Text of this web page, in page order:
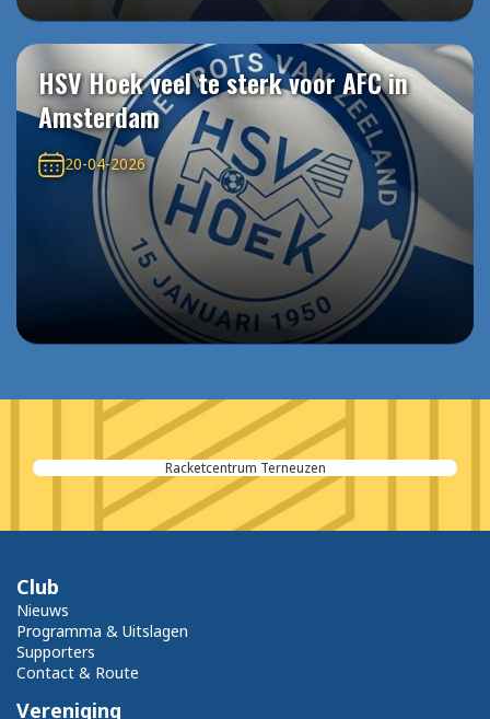
HSV Hoek veel te sterk voor AFC in
Amsterdam
20-04-2026
Racketcentrum Terneuzen
Club
Nieuws
Programma & Uitslagen
Supporters
Contact & Route
Vereniging